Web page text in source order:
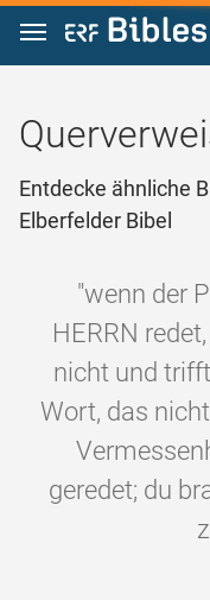
Zum Inhalt springen
Entdecke ähnliche
Elberfelder Bibel
"wenn der
HERRN
nicht und
Wort, das
geredet; du